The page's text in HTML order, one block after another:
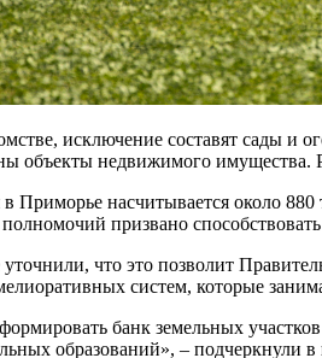
исключение составят сады и
объекты недвижимого имущества.
Приморье насчитывается около 880
призвано
что это позволит
систем, которые
банк земельных
образований», – подчеркнули в